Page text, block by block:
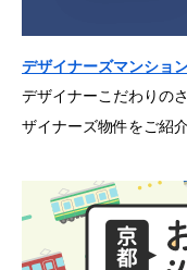
デザイナーズマンショ
デザイナーこだわりの
ザイナーズ物件をご紹介